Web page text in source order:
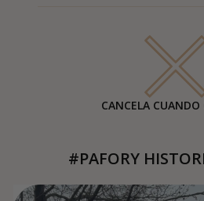
CANCELA CUANDO
#PAFORY